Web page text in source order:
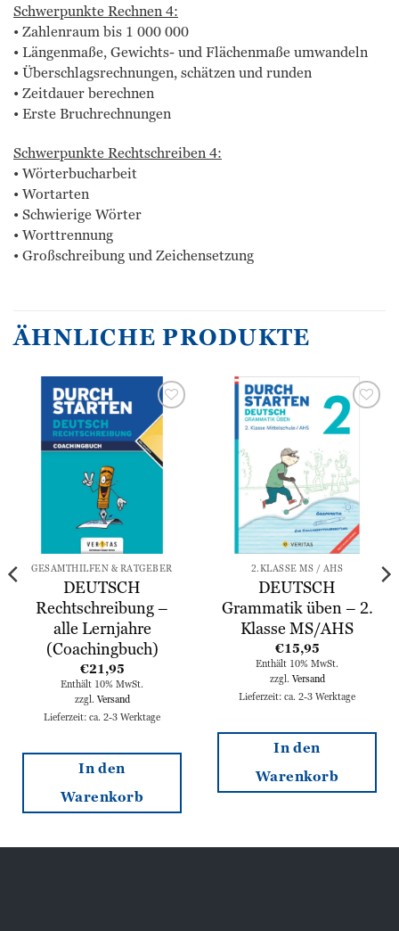
Schwerpunkte Rechnen 4:
• Zahlenraum bis 1 000 000
• Längenmaße, Gewichts- und Flächenmaße umwandeln
• Überschlagsrechnungen, schätzen und runden
• Zeitdauer berechnen
• Erste Bruchrechnungen
Schwerpunkte Rechtschreiben 4:
• Wörterbucharbeit
• Wortarten
• Schwierige Wörter
• Worttrennung
• Großschreibung und Zeichensetzung
ÄHNLICHE PRODUKTE
Zur
Wunschliste
hinzufügen
GESAMTHILFEN & RATGEBER
DEUTSCH
Rechtschreibung –
alle Lernjahre
(Coachingbuch)
€21,95
Enthält 10% MwSt.
zzgl. Versand
Lieferzeit: ca. 2-3 Werktage
In den
Warenkorb
Zur
Wunschliste
2.KLASSE MS / AHS
DEUTSCH
Grammatik üben – 2.
Klasse MS/AHS
€15,95
Enthält 10% MwSt.
zzgl. Versand
Lieferzeit: ca. 2-3 Werktage
In den
Warenkorb